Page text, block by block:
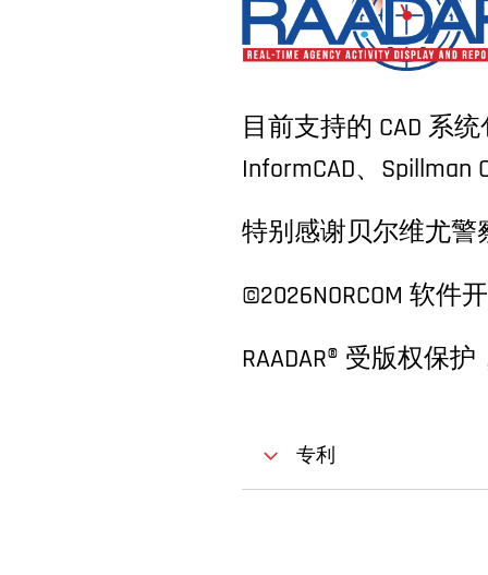
目前支持的 CAD 系统
InformCAD、Spillman
特别感谢贝尔维尤警
©2026NORCOM 软件
RAADAR® 受版权保
专利